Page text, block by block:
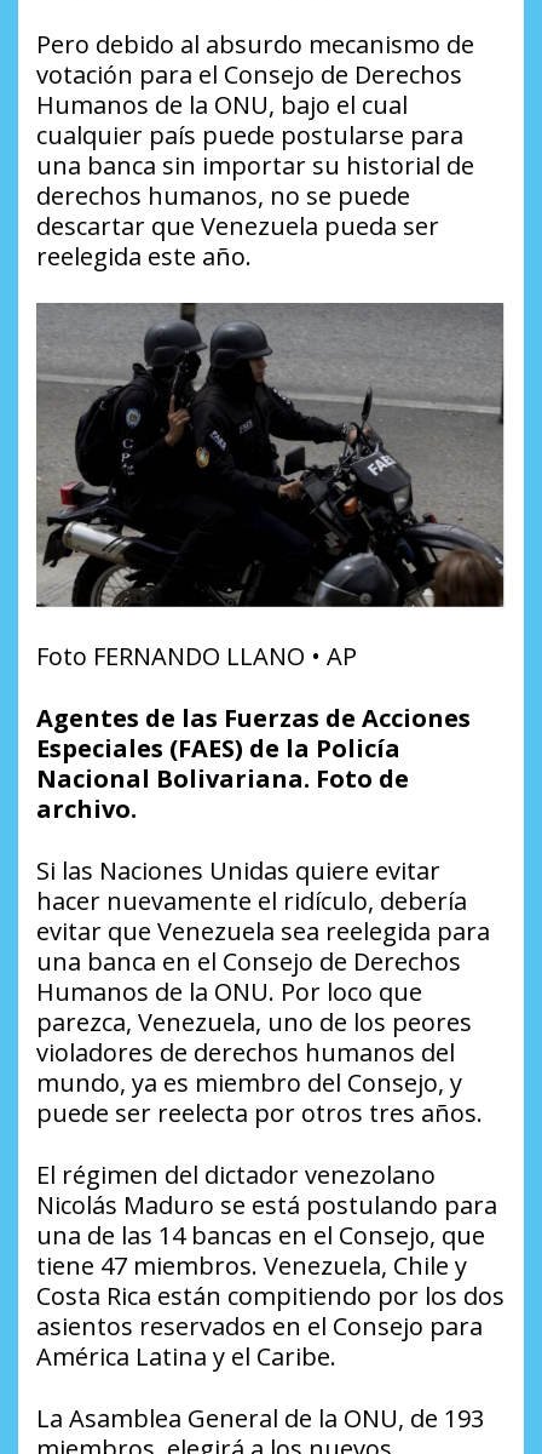
Pero debido al absurdo mecanismo de
votación para el Consejo de Derechos
Humanos de la ONU, bajo el cual
cualquier país puede postularse para
una banca sin importar su historial de
derechos humanos, no se puede
descartar que Venezuela pueda ser
reelegida este año.
Foto FERNANDO LLANO • AP
Agentes de las Fuerzas de Acciones
Especiales (FAES) de la Policía
Nacional Bolivariana. Foto de
archivo.
Si las Naciones Unidas quiere evitar
hacer nuevamente el ridículo, debería
evitar que Venezuela sea reelegida para
una banca en el Consejo de Derechos
Humanos de la ONU. Por loco que
parezca, Venezuela, uno de los peores
violadores de derechos humanos del
mundo, ya es miembro del Consejo, y
puede ser reelecta por otros tres años.
El régimen del dictador venezolano
Nicolás Maduro se está postulando para
una de las 14 bancas en el Consejo, que
tiene 47 miembros. Venezuela, Chile y
Costa Rica están compitiendo por los dos
asientos reservados en el Consejo para
América Latina y el Caribe.
La Asamblea General de la ONU, de 193